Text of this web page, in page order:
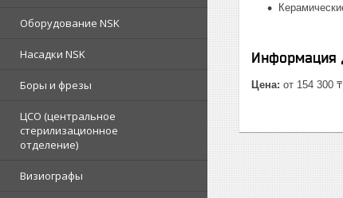
Оборудование NSK
Насадки NSK
Боры и фрезы
ЦСО (центральное
стерилизационное
отделение)
Визиографы
Информация
Цена: от 154 300 ₸